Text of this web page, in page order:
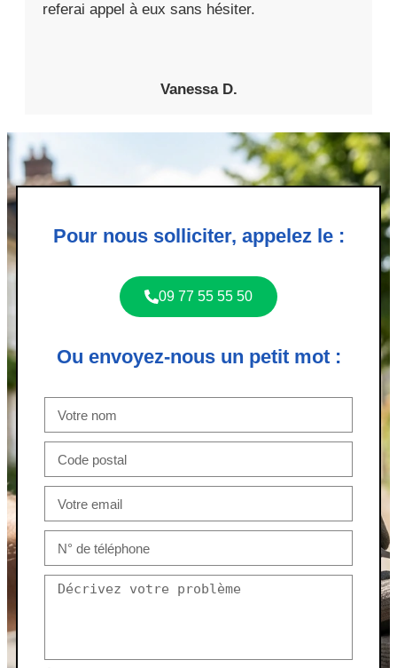
referai appel à eux sans hésiter.
Vanessa D.
Pour nous solliciter, appelez le :
09 77 55 55 50
Ou envoyez-nous un petit mot :